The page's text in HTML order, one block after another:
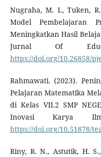
Nugraha, M. I., Tuken,
Model Pembelajaran
Meningkatkan Hasil
Jurnal Of
https://doi.org/10.26858/
Rahmawati. (2023).
Pelajaran Matematika
di Kelas VII.2 SMP
Inovasi Karya
https://doi.org/10.51878/
Riny, R. N., Astutik, H.